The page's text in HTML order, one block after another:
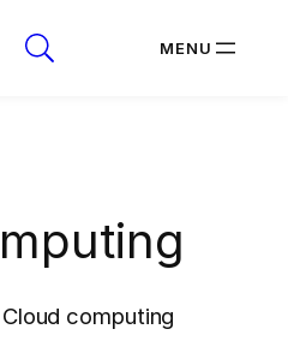
Cloud computing